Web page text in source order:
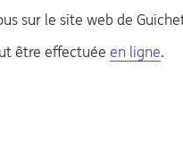
sur le site web de
être effectuée en ligne.